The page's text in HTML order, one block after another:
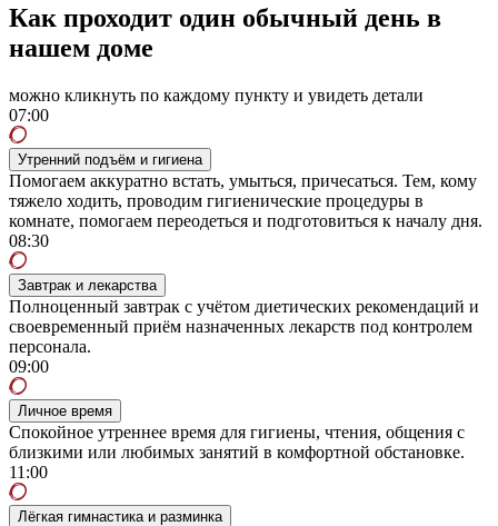
Как проходит один обычный день в
нашем доме
можно кликнуть по каждому пункту и увидеть детали
07:00
Утренний подъём и гигиена
Помогаем аккуратно встать, умыться, причесаться. Тем, кому
тяжело ходить, проводим гигиенические процедуры в
комнате, помогаем переодеться и подготовиться к началу дня.
08:30
Завтрак и лекарства
Полноценный завтрак с учётом диетических рекомендаций и
своевременный приём назначенных лекарств под контролем
персонала.
09:00
Личное время
Спокойное утреннее время для гигиены, чтения, общения с
близкими или любимых занятий в комфортной обстановке.
11:00
Лёгкая гимнастика и разминка